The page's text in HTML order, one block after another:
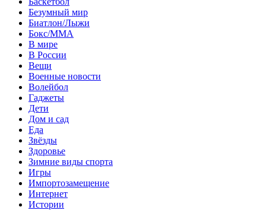
Безумный мир
Биатлон/Лыжи
Бокс/MMA
В мире
В России
Вещи
Военные новости
Волейбол
Гаджеты
Дети
Дом и сад
Еда
Звёзды
Здоровье
Зимние виды спорта
Игры
Импортозамещение
Интернет
Истории